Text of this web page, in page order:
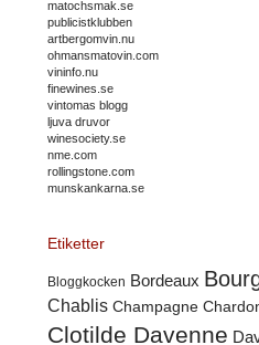
matochsmak.se
publicistklubben
artbergomvin.nu
ohmansmatovin.com
vininfo.nu
finewines.se
vintomas blogg
ljuva druvor
winesociety.se
nme.com
rollingstone.com
munskankarna.se
Etiketter
Bloggkocken Bordeaux
Chablis Champagne
Clotilde Davenne